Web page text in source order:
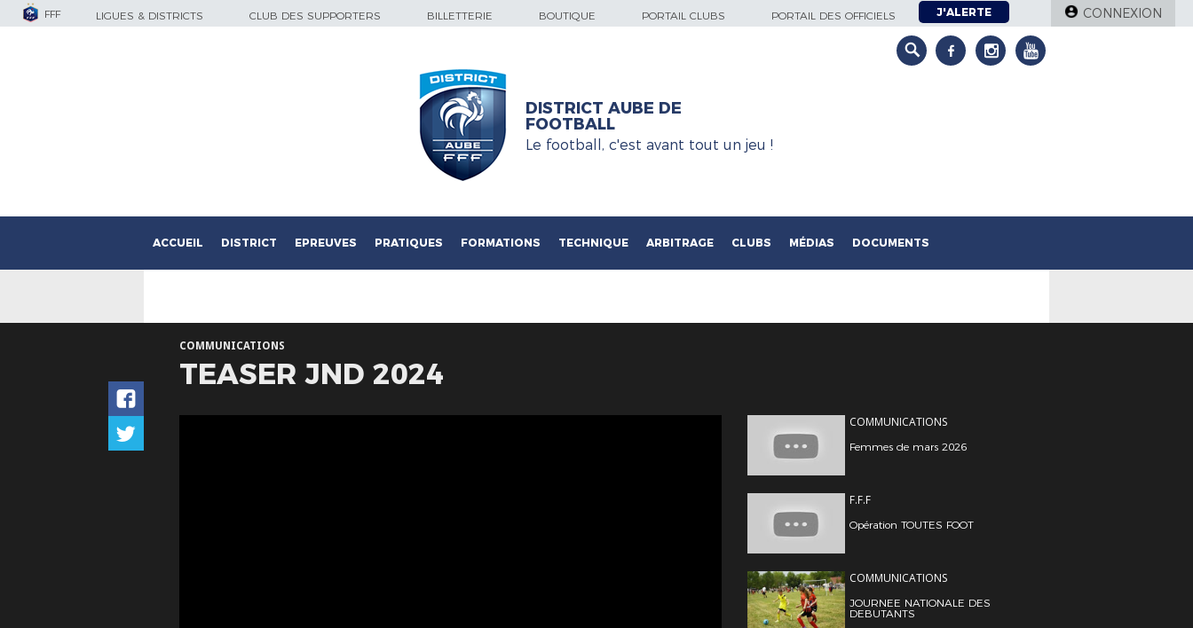
FFF LIGUES & DISTRICTS CLUB DES SUPPORTERS BILLETTERIE BOUTIQUE PORTAIL CLUBS PORTAIL DES OFFICIELS J'ALERTE CONNEXION
DISTRICT AUBE DE
FOOTBALL
Le football, c'est avant tout un jeu !
ACCUEIL DISTRICT EPREUVES PRATIQUES FORMATIONS TECHNIQUE ARBITRAGE CLUBS MÉDIAS DOCUMENTS
COMMUNICATIONS
TEASER JND 2024
COMMUNICATIONS
Femmes de mars 2026
F.F.F
Opération TOUTES FOOT
COMMUNICATIONS
JOURNEE NATIONALE DES
DEBUTANTS